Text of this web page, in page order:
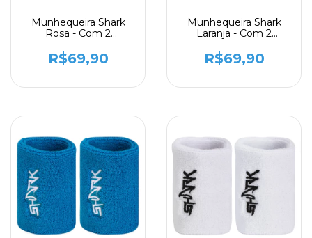
Munhequeira Shark
Rosa - Com 2
R$69,90
Munhequeira Shark
Laranja - Com 2
R$69,90